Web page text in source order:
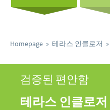
Homepage » 테라스 인클로저 »
검증된 편안함
테라스 인클로저